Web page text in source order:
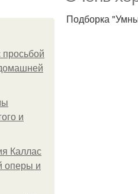
просьбой
и
Каллас
оперы и
Подборка